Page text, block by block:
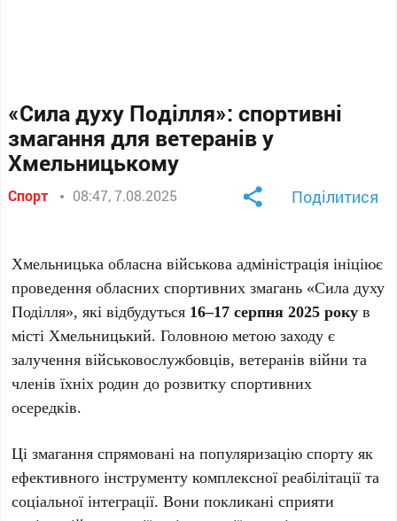
«Сила духу Поділля»: спортивні
змагання для ветеранів у
Хмельницькому
Спорт 08:47, 7.08.2025 Поділитися
Хмельницька обласна військова адміністрація ініціює
проведення обласних спортивних змагань «Сила духу
Поділля», які відбудуться 16–17 серпня 2025 року в
місті Хмельницький. Головною метою заходу є
залучення військовослужбовців, ветеранів війни та
членів їхніх родин до розвитку спортивних
осередків.
Ці змагання спрямовані на популяризацію спорту як
ефективного інструменту комплексної реабілітації та
соціальної інтеграції. Вони покликані сприяти